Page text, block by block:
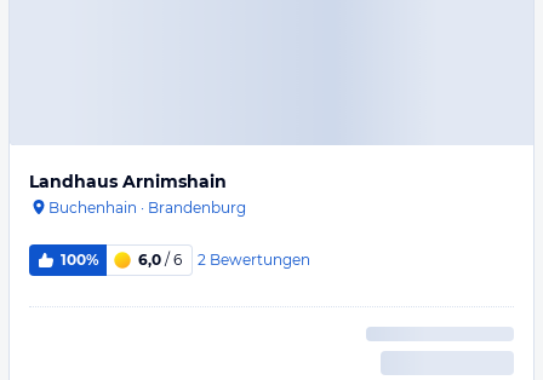
Landhaus Arnimshain
Buchenhain · Brandenburg
100% 6,0 / 6 2 Bewertungen